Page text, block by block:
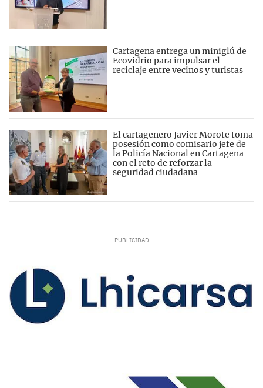
Cartagena entrega un miniglú de
Ecovidrio para impulsar el
reciclaje entre vecinos y turistas
El cartagenero Javier Morote toma
posesión como comisario jefe de
la Policía Nacional en Cartagena
con el reto de reforzar la
seguridad ciudadana